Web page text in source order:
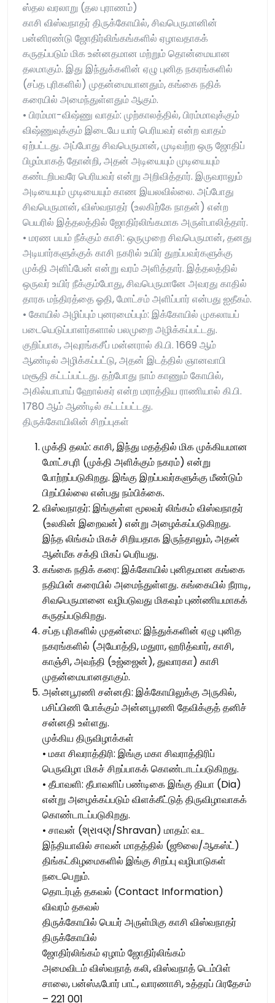
ஸ்தல வரலாறு (தல புராணம்)
காசி விஸ்வநாதர் திருக்கோயில், சிவபெருமானின்
பன்னிரண்டு ஜோதிர்லிங்கங்களில் ஏழாவதாகக்
கருதப்படும் மிக உன்னதமான மற்றும் தொன்மையான
தலமாகும். இது இந்துக்களின் ஏழு புனித நகரங்களில்
(சப்த புரிகளில்) முதன்மையானதும், கங்கை நதிக்
கரையில் அமைந்துள்ளதும் ஆகும்.
• பிரம்மா-விஷ்ணு வாதம்: முற்காலத்தில், பிரம்மாவுக்கும்
விஷ்ணுவுக்கும் இடையே யார் பெரியவர் என்ற வாதம்
ஏற்பட்டது. அப்போது சிவபெருமான், முடிவற்ற ஒரு ஜோதிப்
பிழம்பாகத் தோன்றி, அதன் அடியையும் முடியையும்
கண்டறிபவரே பெரியவர் என்று அறிவித்தார். இருவராலும்
அடியையும் முடியையும் காண இயலவில்லை. அப்போது
சிவபெருமான், விஸ்வநாதர் (உலகிற்கே நாதன்) என்ற
பெயரில் இத்தலத்தில் ஜோதிர்லிங்கமாக அருள்பாலித்தார்.
• மரண பயம் நீக்கும் காசி: ஒருமுறை சிவபெருமான், தனது
அடியார்களுக்குக் காசி நகரில் உயிர் துறப்பவர்களுக்கு
முக்தி அளிப்பேன் என்று வரம் அளித்தார். இத்தலத்தில்
ஒருவர் உயிர் நீக்கும்போது, சிவபெருமானே அவரது காதில்
தாரக மந்திரத்தை ஓதி, மோட்சம் அளிப்பார் என்பது ஐதீகம்.
• கோயில் அழிப்பும் புனரமைப்பும்: இக்கோயில் முகலாயப்
படையெடுப்பாளர்களால் பலமுறை அழிக்கப்பட்டது.
குறிப்பாக, அவுரங்கசீப் மன்னரால் கி.பி. 1669 ஆம்
ஆண்டில் அழிக்கப்பட்டு, அதன் இடத்தில் ஞானவாபி
மசூதி கட்டப்பட்டது. தற்போது நாம் காணும் கோயில்,
அகில்யாபாய் ஹோல்கர் என்ற மராத்திய ராணியால் கி.பி.
1780 ஆம் ஆண்டில் கட்டப்பட்டது.
திருக்கோயிலின் சிறப்புகள்
முக்தி தலம்: காசி, இந்து மதத்தில் மிக முக்கியமான
மோட்சபுரி (முக்தி அளிக்கும் நகரம்) என்று
போற்றப்படுகிறது. இங்கு இறப்பவர்களுக்கு மீண்டும்
பிறப்பில்லை என்பது நம்பிக்கை.
விஸ்வநாதர்: இங்குள்ள மூலவர் லிங்கம் விஸ்வநாதர்
(உலகின் இறைவன்) என்று அழைக்கப்படுகிறது.
இந்த லிங்கம் மிகச் சிறியதாக இருந்தாலும், அதன்
ஆன்மீக சக்தி மிகப் பெரியது.
கங்கை நதிக் கரை: இக்கோயில் புனிதமான கங்கை
நதியின் கரையில் அமைந்துள்ளது. கங்கையில் நீராடி,
சிவபெருமானை வழிபடுவது மிகவும் புண்ணியமாகக்
கருதப்படுகிறது.
சப்த புரிகளில் முதன்மை: இந்துக்களின் ஏழு புனித
நகரங்களில் (அயோத்தி, மதுரா, ஹரித்வார், காசி,
காஞ்சி, அவந்தி (உஜ்ஜைன்), துவாரகா) காசி
முதன்மையானதாகும்.
அன்னபூரணி சன்னதி: இக்கோயிலுக்கு அருகில்,
பசிப்பிணி போக்கும் அன்னபூரணி தேவிக்குத் தனிச்
சன்னதி உள்ளது.
முக்கிய திருவிழாக்கள்
• மகா சிவராத்திரி: இங்கு மகா சிவராத்திரிப்
பெருவிழா மிகச் சிறப்பாகக் கொண்டாடப்படுகிறது.
• தீபாவளி: தீபாவளிப் பண்டிகை இங்கு தியா (Dia)
என்று அழைக்கப்படும் விளக்கீட்டுத் திருவிழாவாகக்
கொண்டாடப்படுகிறது.
• சாவன் (શ્રાવણ/Shravan) மாதம்: வட
இந்தியாவில் சாவன் மாதத்தில் (ஜூலை/ஆகஸ்ட்)
திங்கட்கிழமைகளில் இங்கு சிறப்பு வழிபாடுகள்
நடைபெறும்.
தொடர்புத் தகவல் (Contact Information)
விவரம் தகவல்
திருக்கோயில் பெயர் அருள்மிகு காசி விஸ்வநாதர்
திருக்கோயில்
ஜோதிர்லிங்கம் ஏழாம் ஜோதிர்லிங்கம்
அமைவிடம் விஸ்வநாத் கலி, விஸ்வநாத் டெம்பிள்
சாலை, பன்ஸ்ஃபோர் பாட், வாரணாசி, உத்தரப் பிரதேசம்
– 221 001